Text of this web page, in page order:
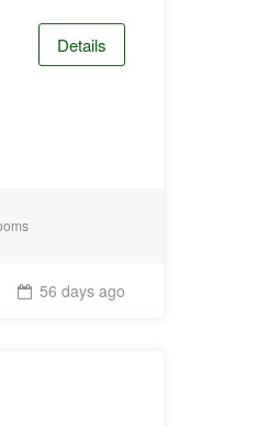
Details
56 days ago